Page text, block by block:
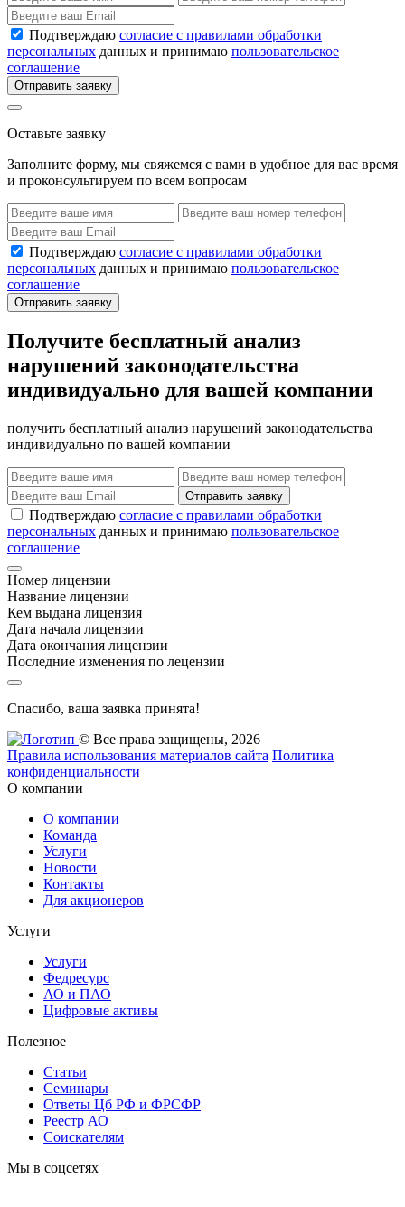
Подтверждаю согласие с правилами обработки
персональных данных и принимаю пользовательское
соглашение
Отправить заявку
Оставьте заявку
Заполните форму, мы свяжемся с вами в удобное для вас время
и проконсультируем по всем вопросам
Подтверждаю согласие с правилами обработки
персональных данных и принимаю пользовательское
соглашение
Отправить заявку
Получите бесплатный анализ
нарушений законодательства
индивидуально для вашей компании
получить бесплатный анализ нарушений законодательства
индивидуально по вашей компании
Отправить заявку
Подтверждаю согласие с правилами обработки
персональных данных и принимаю пользовательское
соглашение
Номер лицензии
Название лицензии
Кем выдана лицензия
Дата начала лицензии
Дата окончания лицензии
Последние изменения по лецензии
Спасибо, ваша заявка принята!
© Все права защищены, 2026
Правила использования материалов сайта Политика
конфиденциальности
О компании
О компании
Команда
Услуги
Новости
Контакты
Для акционеров
Услуги
Услуги
Федресурс
АО и ПАО
Цифровые активы
Полезное
Статьи
Cеминары
Ответы Цб РФ и ФРСФР
Реестр АО
Соискателям
Мы в соцсетях